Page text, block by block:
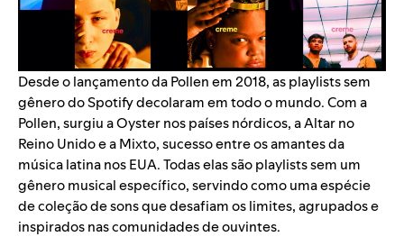
Desde o lançamento daPollenem 2018, as playlists sem
gênero do Spotify decolaram em todo o mundo. Com a
Pollen, surgiu aOysternos países nórdicos, aAltarno
Reino Unido e aMixto, sucesso entre os amantes da
música latina nos EUA. Todas elas são playlists sem um
gênero musical específico, servindo como uma espécie
de coleção de sons que desafiam os limites, agrupados e
inspirados nas comunidades de ouvintes.